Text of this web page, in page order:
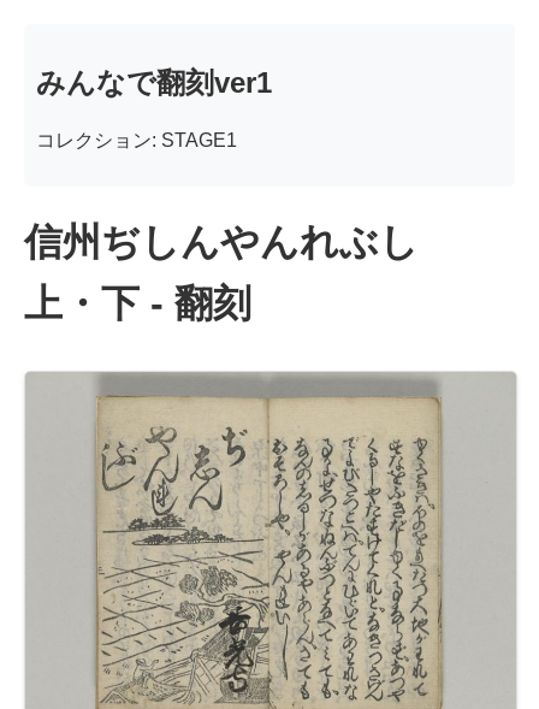
みんなで翻刻ver1
コレクション: STAGE1
信州ぢしんやんれぶし
上・下 - 翻刻